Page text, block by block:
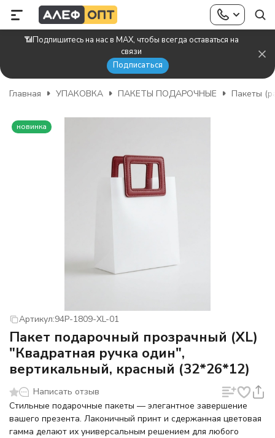
📶Подпишитесь на нас в MAX, чтобы всегда оставаться на
связи
Подписаться
Главная УПАКОВКА ПАКЕТЫ ПОДАРОЧНЫЕ Пакеты
новинка
Артикул:94P-1809-XL-01
Пакет подарочный прозрачный (XL)
"Квадратная ручка один",
вертикальный, красный (32*26*12)
Написать отзыв
Стильные подарочные пакеты — элегантное завершение
вашего презента. Лаконичный принт и сдержанная цветовая
гамма делают их универсальным решением для любого